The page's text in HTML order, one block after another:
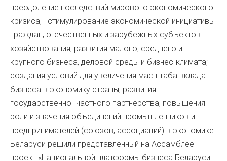
преодоление последствий мирового экономического
кризиса, стимулирование экономической инициативы
граждан, отечественных и зарубежных субъектов
хозяйствования; развития малого, среднего и
крупного бизнеса, деловой среды и бизнес-климата;
создания условий для увеличения масштаба вклада
бизнеса в экономику страны; развития
государственно- частного партнерства, повышения
роли и значения объединений промышленников и
предпринимателей (союзов, ассоциаций) в экономике
Беларуси решили представленный на Ассамблее
проект «Национальной платформы бизнеса Беларуси